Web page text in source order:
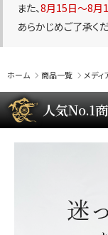
また、8月15日〜8月
あらかじめご了承くだ
ホーム 商品一覧 メディ
人気No.1